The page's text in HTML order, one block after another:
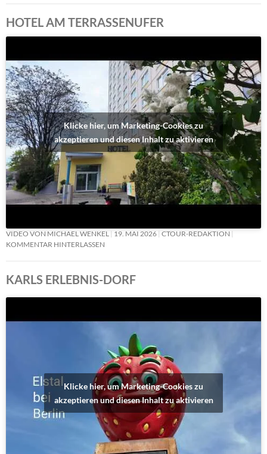
HOTEL AM TERRASSENUFER
Klicke hier, um Marketing-Cookies zu
akzeptieren und diesen Inhalt zu aktivieren
VIDEO VON MICHAEL WENKEL 19. MAI 2026 CTOUR-REDAKTION
KOMMENTAR HINTERLASSEN
KARLS ERLEBNIS-DORF
Klicke hier, um Marketing-Cookies zu
akzeptieren und diesen Inhalt zu aktivieren